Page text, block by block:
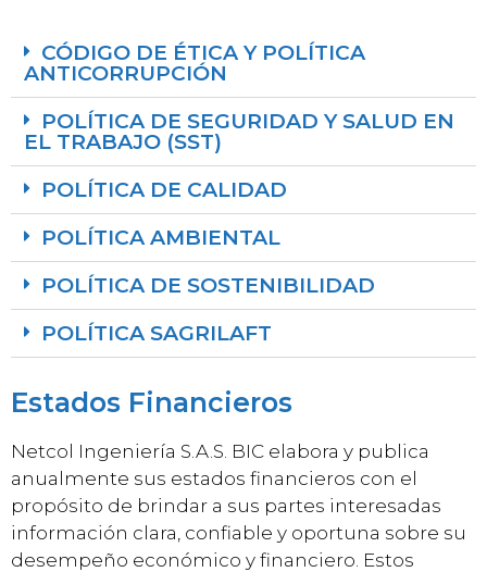
CÓDIGO DE ÉTICA Y POLÍTICA
ANTICORRUPCIÓN
POLÍTICA DE SEGURIDAD Y SALUD EN
EL TRABAJO (SST)
POLÍTICA DE CALIDAD
POLÍTICA AMBIENTAL
POLÍTICA DE SOSTENIBILIDAD
POLÍTICA SAGRILAFT
Estados Financieros
Netcol Ingeniería S.A.S. BIC elabora y publica
anualmente sus estados financieros con el
propósito de brindar a sus partes interesadas
información clara, confiable y oportuna sobre su
desempeño económico y financiero. Estos